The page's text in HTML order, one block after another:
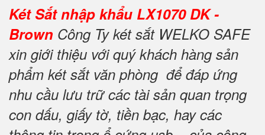
Két Sắt nhập khẩu LX1070 DK -
Brown Công Ty két sắt WELKO SAFE
xin giới thiệu với quý khách hàng sản
phẩm két sắt văn phòng để đáp ứng
nhu cầu lưu trữ các tài sản quan trọng
con dấu, giấy tờ, tiền bạc, hay các